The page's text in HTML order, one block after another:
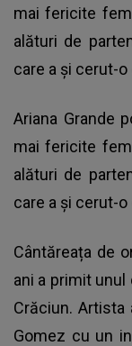
mai fericite
alături de
care a şi cerut-o
Ariana Grande
mai fericite
alături de
care a şi cerut-o
Cântăreața de
ani a primit
Crăciun.
Gomez cu un